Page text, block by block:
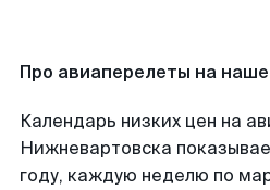
Про авиаперелеты на
Календарь низких цен на
Нижневартовска
году, каждую неделю по